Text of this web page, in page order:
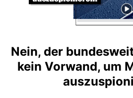
Nein, der
kein Vorwand, um